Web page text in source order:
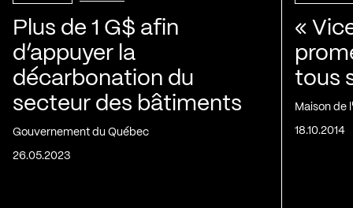
Plus de 1 G$ afin
d’appuyer la
décarbonation du
secteur des bâtiments
Gouvernement du Québec
26.05.2023
«
tous
Maison de
18.10.2014